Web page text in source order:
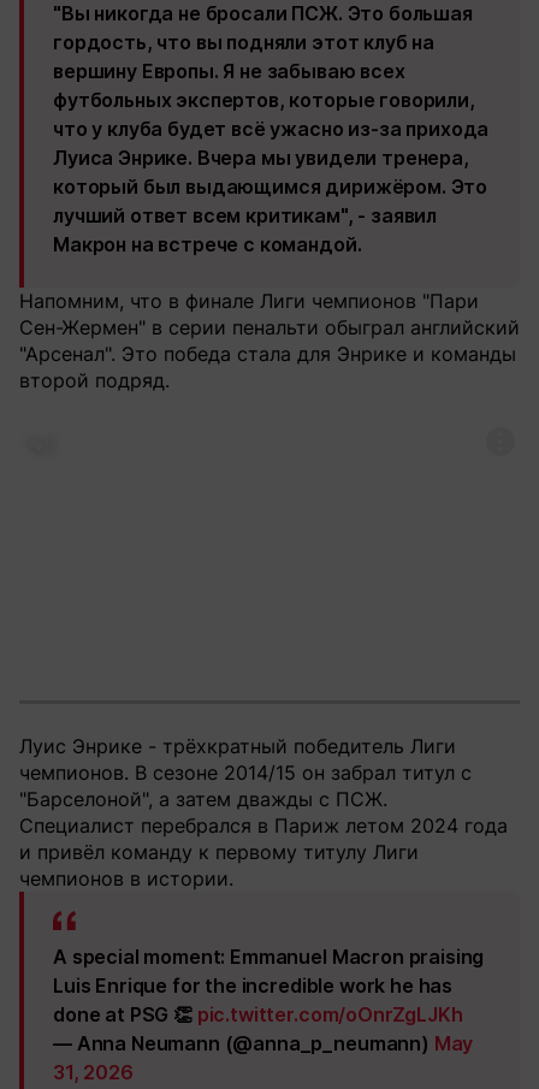
"Вы никогда не бросали ПСЖ. Это большая
гордость, что вы подняли этот клуб на
вершину Европы. Я не забываю всех
футбольных экспертов, которые говорили,
что у клуба будет всё ужасно из-за прихода
Луиса Энрике. Вчера мы увидели тренера,
который был выдающимся дирижёром. Это
лучший ответ всем критикам", - заявил
Макрон на встрече с командой.
Напомним, что в финале Лиги чемпионов "Пари
Сен-Жермен" в серии пенальти обыграл английский
"Арсенал". Это победа стала для Энрике и команды
второй подряд.
Луис Энрике - трёхкратный победитель Лиги
чемпионов. В сезоне 2014/15 он забрал титул с
"Барселоной", а затем дважды с ПСЖ.
Специалист перебрался в Париж летом 2024 года
и привёл команду к первому титулу Лиги
чемпионов в истории.
A special moment: Emmanuel Macron praising
Luis Enrique for the incredible work he has
done at PSG 👏 pic.twitter.com/oOnrZgLJKh
— Anna Neumann (@anna_p_neumann) May
31, 2026